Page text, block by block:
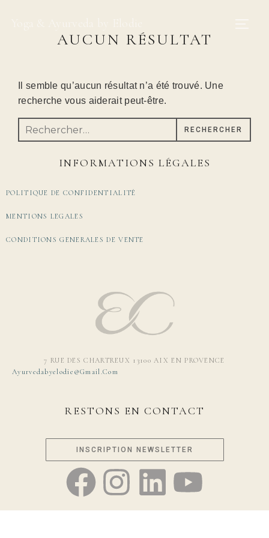
AUCUN RÉSULTAT
Il semble qu’aucun résultat n’a été trouvé. Une
recherche vous aiderait peut-être.
RECHERCHER
INFORMATIONS LÉGALES
POLITIQUE DE CONFIDENTIALITÉ
MENTIONS LEGALES
CONDITIONS GENERALES DE VENTE
7 RUE DES CHARTREUX 13100 AIX EN PROVENCE
Ayurvedabyelodie@gmail.com
RESTONS EN CONTACT
INSCRIPTION NEWSLETTER